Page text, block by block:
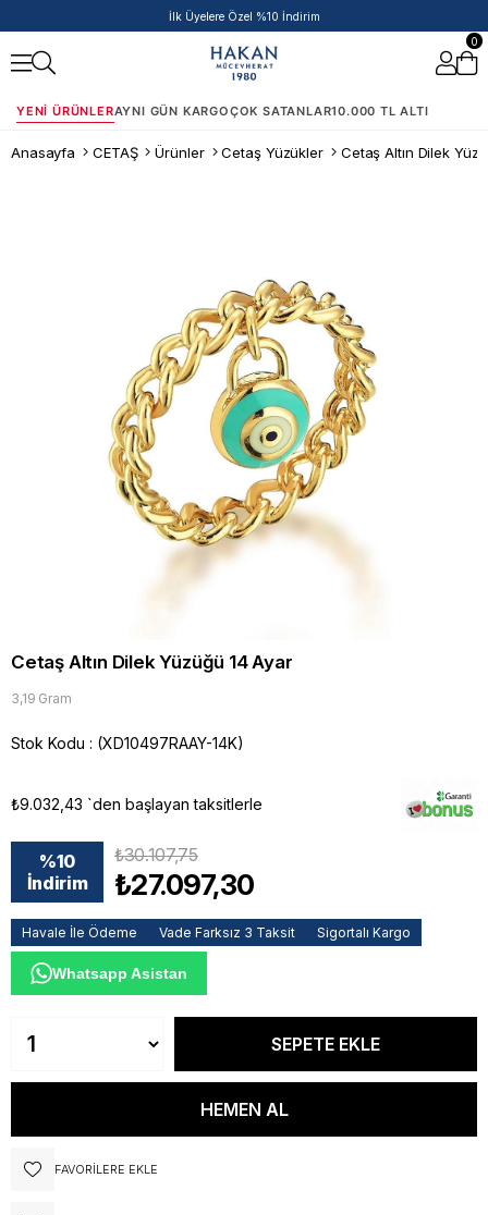
50.000 TL ve Üzeri Siparişlere Ek %5 İndirim Fırsatı!
0
YENI ÜRÜNLERAYNI GÜN KARGOÇOK SATANLAR10.000 TL ALTI
Anasayfa CETAŞ Ürünler Cetaş Yüzükler Cetaş Altın Dilek
Cetaş Altın Dilek Yüzüğü 14 Ayar
3,19 Gram
Stok Kodu (XD10497RAAY-14K)
₺9.032,43 `den başlayan taksitlerle
%10
İndirim
₺30.107,75
₺27.097,30
Havale İle Ödeme Vade Farksız 3 Taksit Sigortalı Kargo
Whatsapp Asistan
FAVORILERE EKLE